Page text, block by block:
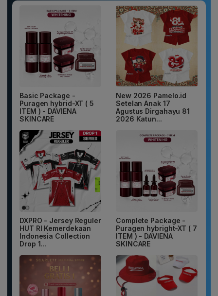
Basic Package -
Puragen hybrid-XT ( 5
ITEM ) - DAVIENA
SKINCARE
New 2026 Pamelo.id
Setelan Anak 17
Agustus Dirgahayu 81
2026 Katun...
DXPRO - Jersey Reguler
HUT RI Kemerdekaan
Indonesia Collection
Drop 1...
Complete Package -
Puragen hybright-XT ( 7
ITEM ) - DAVIENA
SKINCARE